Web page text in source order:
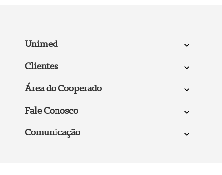
Unimed
Clientes
Área do Cooperado
Fale Conosco
Comunicação